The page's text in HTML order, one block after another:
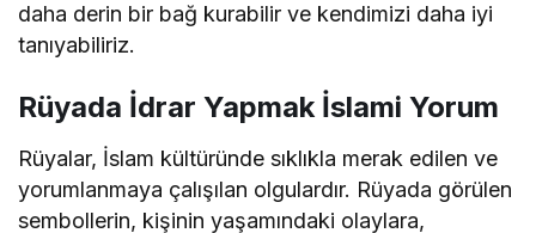
daha derin bir bağ kurabilir ve kendimizi daha iyi
tanıyabiliriz.
Rüyada İdrar Yapmak İslami Yorum
Rüyalar, İslam kültüründe sıklıkla merak edilen ve
yorumlanmaya çalışılan olgulardır. Rüyada görülen
sembollerin, kişinin yaşamındaki olaylara,